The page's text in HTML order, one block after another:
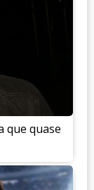
que quase